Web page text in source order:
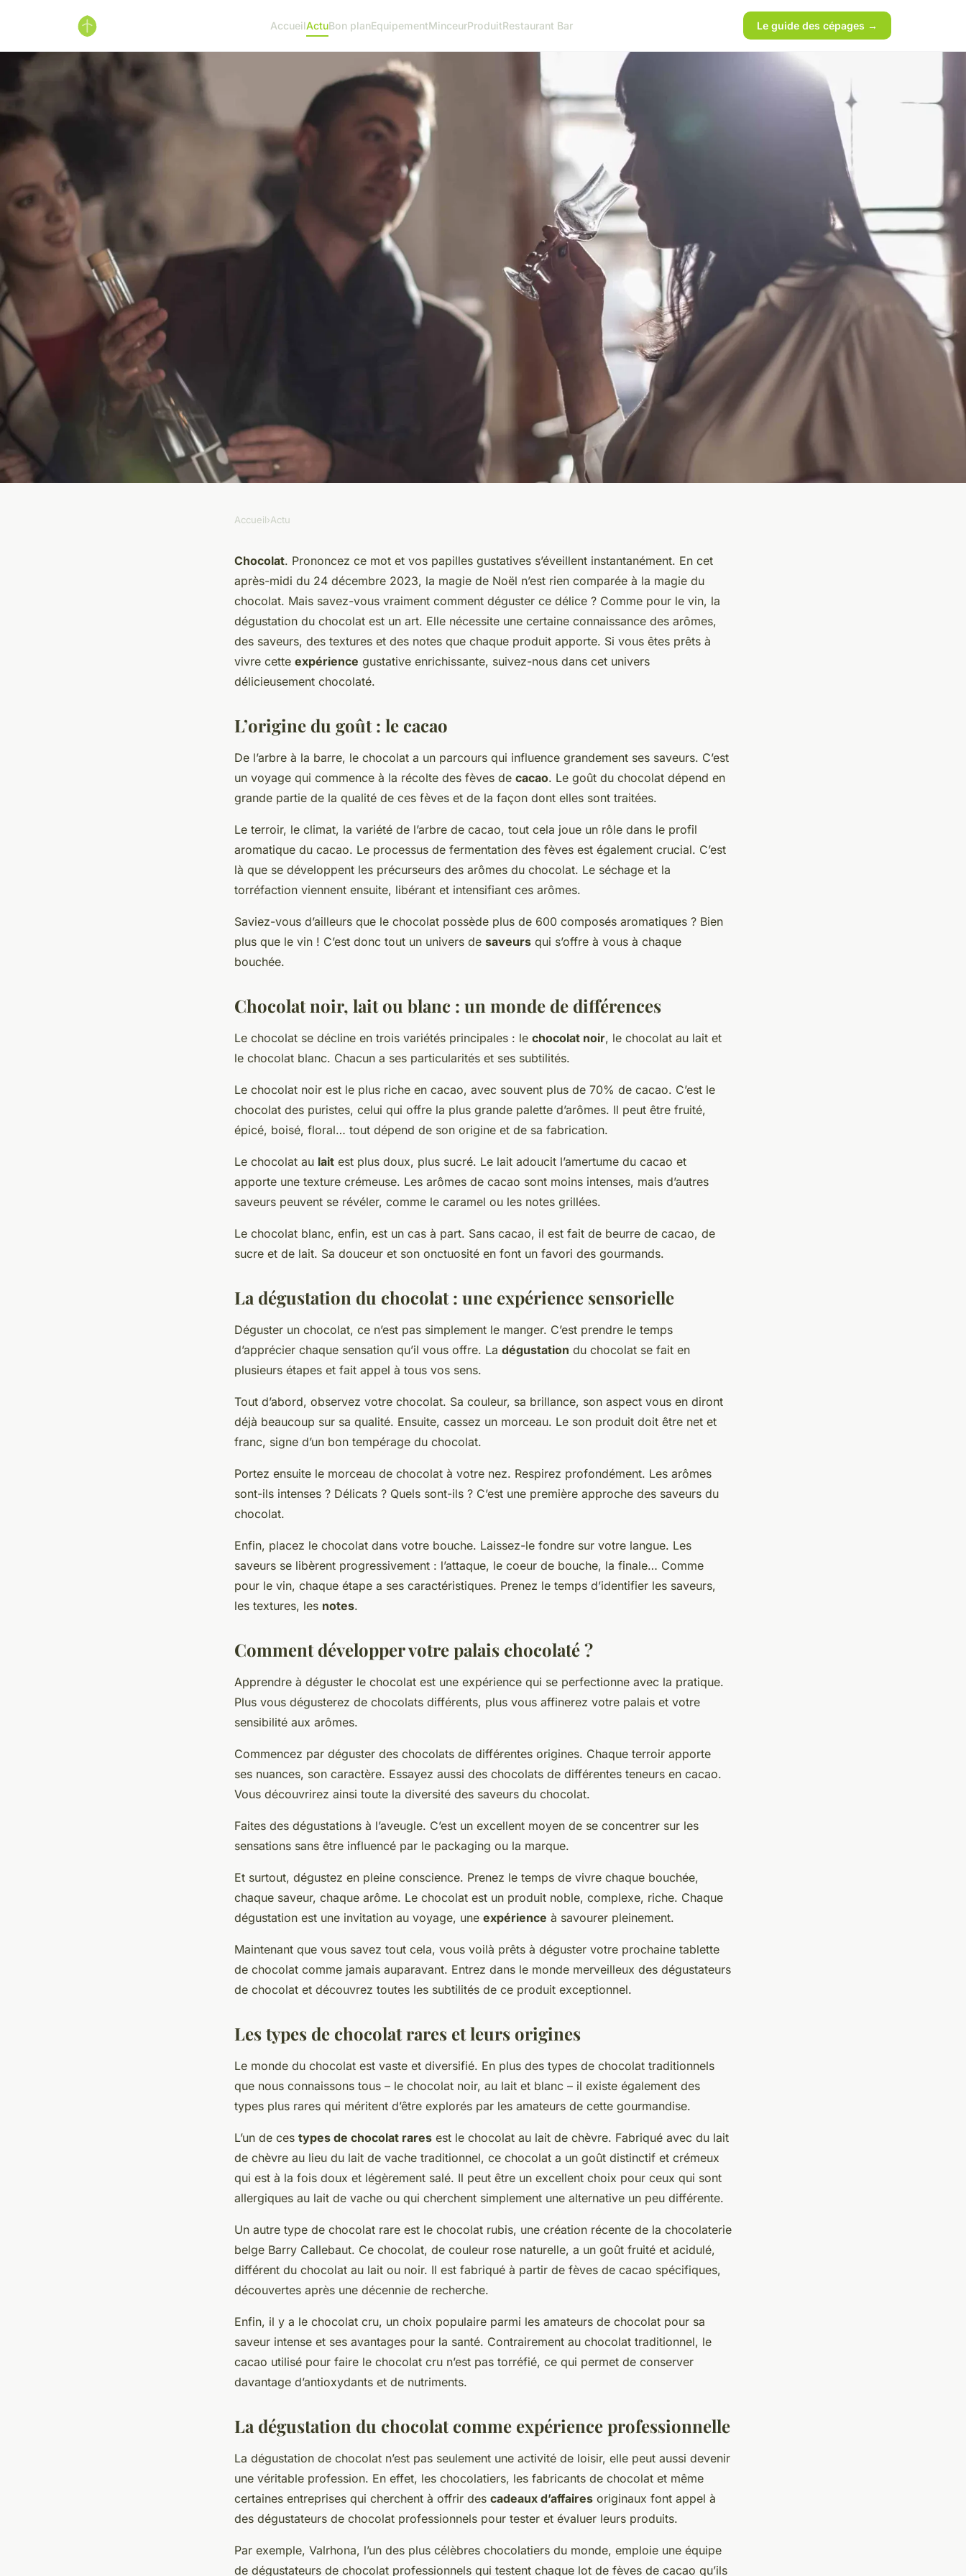
AccueilActuBon planEquipementMinceurProduitRestaurant Bar Le guide des cépages →
L'art de la dégustation du chocolat :
Comment apprécier chaque bouchée ?
Accueil›Actu
Chocolat. Prononcez ce mot et vos papilles gustatives s’éveillent instantanément. En cet
après-midi du 24 décembre 2023, la magie de Noël n’est rien comparée à la magie du
chocolat. Mais savez-vous vraiment comment déguster ce délice ? Comme pour le vin, la
dégustation du chocolat est un art. Elle nécessite une certaine connaissance des arômes,
des saveurs, des textures et des notes que chaque produit apporte. Si vous êtes prêts à
vivre cette expérience gustative enrichissante, suivez-nous dans cet univers
délicieusement chocolaté.
L’origine du goût : le cacao
De l’arbre à la barre, le chocolat a un parcours qui influence grandement ses saveurs. C’est
un voyage qui commence à la récolte des fèves de cacao. Le goût du chocolat dépend en
grande partie de la qualité de ces fèves et de la façon dont elles sont traitées.
Le terroir, le climat, la variété de l’arbre de cacao, tout cela joue un rôle dans le profil
aromatique du cacao. Le processus de fermentation des fèves est également crucial. C’est
là que se développent les précurseurs des arômes du chocolat. Le séchage et la
torréfaction viennent ensuite, libérant et intensifiant ces arômes.
Saviez-vous d’ailleurs que le chocolat possède plus de 600 composés aromatiques ? Bien
plus que le vin ! C’est donc tout un univers de saveurs qui s’offre à vous à chaque
bouchée.
Chocolat noir, lait ou blanc : un monde de différences
Le chocolat se décline en trois variétés principales : le chocolat noir, le chocolat au lait et
le chocolat blanc. Chacun a ses particularités et ses subtilités.
Le chocolat noir est le plus riche en cacao, avec souvent plus de 70% de cacao. C’est le
chocolat des puristes, celui qui offre la plus grande palette d’arômes. Il peut être fruité,
épicé, boisé, floral… tout dépend de son origine et de sa fabrication.
Le chocolat au lait est plus doux, plus sucré. Le lait adoucit l’amertume du cacao et
apporte une texture crémeuse. Les arômes de cacao sont moins intenses, mais d’autres
saveurs peuvent se révéler, comme le caramel ou les notes grillées.
Le chocolat blanc, enfin, est un cas à part. Sans cacao, il est fait de beurre de cacao, de
sucre et de lait. Sa douceur et son onctuosité en font un favori des gourmands.
La dégustation du chocolat : une expérience sensorielle
Déguster un chocolat, ce n’est pas simplement le manger. C’est prendre le temps
d’apprécier chaque sensation qu’il vous offre. La dégustation du chocolat se fait en
plusieurs étapes et fait appel à tous vos sens.
Tout d’abord, observez votre chocolat. Sa couleur, sa brillance, son aspect vous en diront
déjà beaucoup sur sa qualité. Ensuite, cassez un morceau. Le son produit doit être net et
franc, signe d’un bon tempérage du chocolat.
Portez ensuite le morceau de chocolat à votre nez. Respirez profondément. Les arômes
sont-ils intenses ? Délicats ? Quels sont-ils ? C’est une première approche des saveurs du
chocolat.
Enfin, placez le chocolat dans votre bouche. Laissez-le fondre sur votre langue. Les
saveurs se libèrent progressivement : l’attaque, le coeur de bouche, la finale… Comme
pour le vin, chaque étape a ses caractéristiques. Prenez le temps d’identifier les saveurs,
les textures, les notes.
Comment développer votre palais chocolaté ?
Apprendre à déguster le chocolat est une expérience qui se perfectionne avec la pratique.
Plus vous dégusterez de chocolats différents, plus vous affinerez votre palais et votre
sensibilité aux arômes.
Commencez par déguster des chocolats de différentes origines. Chaque terroir apporte
ses nuances, son caractère. Essayez aussi des chocolats de différentes teneurs en cacao.
Vous découvrirez ainsi toute la diversité des saveurs du chocolat.
Faites des dégustations à l’aveugle. C’est un excellent moyen de se concentrer sur les
sensations sans être influencé par le packaging ou la marque.
Et surtout, dégustez en pleine conscience. Prenez le temps de vivre chaque bouchée,
chaque saveur, chaque arôme. Le chocolat est un produit noble, complexe, riche. Chaque
dégustation est une invitation au voyage, une expérience à savourer pleinement.
Maintenant que vous savez tout cela, vous voilà prêts à déguster votre prochaine tablette
de chocolat comme jamais auparavant. Entrez dans le monde merveilleux des dégustateurs
de chocolat et découvrez toutes les subtilités de ce produit exceptionnel.
Les types de chocolat rares et leurs origines
Le monde du chocolat est vaste et diversifié. En plus des types de chocolat traditionnels
que nous connaissons tous – le chocolat noir, au lait et blanc – il existe également des
types plus rares qui méritent d’être explorés par les amateurs de cette gourmandise.
L’un de ces types de chocolat rares est le chocolat au lait de chèvre. Fabriqué avec du lait
de chèvre au lieu du lait de vache traditionnel, ce chocolat a un goût distinctif et crémeux
qui est à la fois doux et légèrement salé. Il peut être un excellent choix pour ceux qui sont
allergiques au lait de vache ou qui cherchent simplement une alternative un peu différente.
Un autre type de chocolat rare est le chocolat rubis, une création récente de la chocolaterie
belge Barry Callebaut. Ce chocolat, de couleur rose naturelle, a un goût fruité et acidulé,
différent du chocolat au lait ou noir. Il est fabriqué à partir de fèves de cacao spécifiques,
découvertes après une décennie de recherche.
Enfin, il y a le chocolat cru, un choix populaire parmi les amateurs de chocolat pour sa
saveur intense et ses avantages pour la santé. Contrairement au chocolat traditionnel, le
cacao utilisé pour faire le chocolat cru n’est pas torréfié, ce qui permet de conserver
davantage d’antioxydants et de nutriments.
La dégustation du chocolat comme expérience professionnelle
La dégustation de chocolat n’est pas seulement une activité de loisir, elle peut aussi devenir
une véritable profession. En effet, les chocolatiers, les fabricants de chocolat et même
certaines entreprises qui cherchent à offrir des cadeaux d’affaires originaux font appel à
des dégustateurs de chocolat professionnels pour tester et évaluer leurs produits.
Par exemple, Valrhona, l’un des plus célèbres chocolatiers du monde, emploie une équipe
de dégustateurs de chocolat professionnels qui testent chaque lot de fèves de cacao qu’ils